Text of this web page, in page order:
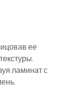
ее
ламинат с